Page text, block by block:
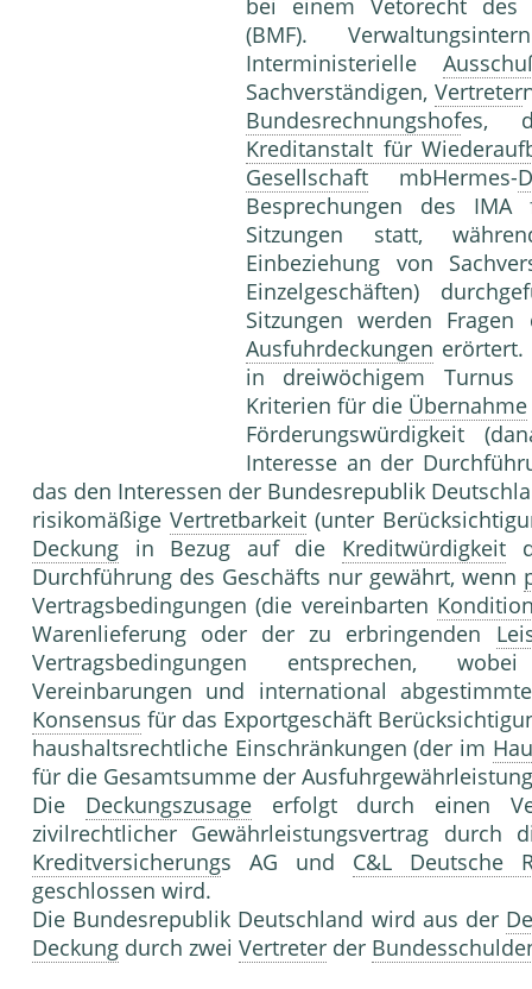
bei einem Vetorecht des
(BMF).
Interministerielle
Sachverständigen,Vertreter
Bundesrechnungshofes,
Kreditanstalt für
Gesellschaft mbHermes-
Besprechungen des
Sitzungen statt,
Einbeziehung von
Einzelgeschäften)
Sitzungen werden
Ausfuhrdeckungen erörtert.
in dreiwöchigem Turnus
Kriterien für die Übernahme
Förderungswürdigkeit
Interesse an der
das den Interessen der Bundesrepublik
risikomäßigeVertretbarkeit (unter
Deckung in Bezug auf die Kreditwürdigkeit
Durchführung des Geschäfts nur gewährt, wenn
Vertragsbedingungen (die vereinbarten
Warenlieferung oder der zu erbringenden
Vertragsbedingungen entsprechen,
Vereinbarungen und international
Konsensus für das Exportgeschäft
haushaltsrechtliche Einschränkungen (der im
für die Gesamtsumme der
Die Deckungszusageerfolgt durch einen
zivilrechtlicher Gewährleistungsvertrag durch
Kreditversicherungs AG und C&L Deutsche
geschlossen wird.
Die Bundesrepublik Deutschland wird aus der
Deckung durch zwei Vertreter der